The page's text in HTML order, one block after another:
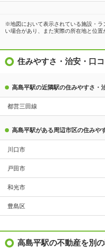
※地図において表示されている施設・ラ
い場合があり、また実際の所在地と位置
住みやすさ・治安・口
高島平駅の近隣駅の住みやすさ・
都営三田線
高島平駅がある周辺市区の住みや
川口市
戸田市
和光市
豊島区
高島平駅の不動産を別